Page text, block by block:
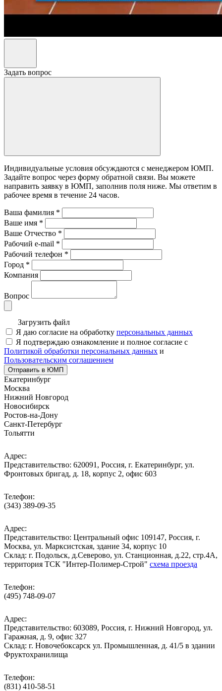
Задать вопрос
Индивидуальные условия обсуждаются с менеджером ЮМП.
Задайте вопрос через форму обратной связи. Вы можете
направить заявку в ЮМП, заполнив поля ниже. Mы ответим в
рабочее время в течение 24 часов.
Ваша фамилия *
Ваше имя *
Ваше Отчество *
Рабочий e-mail *
Рабочий телефон *
Город *
Компания
Вопрос
Загрузить файл
Я даю согласие на обработку персональных данных
Я подтверждаю ознакомление и полное согласие с
Политикой обработки персональных данных и
Пользовательским соглашением
Отправить в ЮМП
Екатеринбург
Москва
Нижний Новгород
Новосибирск
Ростов-на-Дону
Санкт-Петербург
Тольятти
Адрес:
Представительство: 620091, Россия, г. Екатеринбург, ул.
Фронтовых бригад, д. 18, корпус 2, офис 603
Телефон:
(343) 389-09-35
Адрес:
Представительство: Центральный офис 109147, Россия, г.
Москва, ул. Марксистская, здание 34, корпус 10
Cклад: г. Подольск, д.Северово, ул. Станционная, д.22, стр.4А,
территория ТСК "Интер-Полимер-Строй" схема проезда
Телефон:
(495) 748-09-07
Адрес:
Представительство: 603089, Россия, г. Нижний Новгород, ул.
Гаражная, д. 9, офис 327
Склад: г. Новочебоксарск ул. Промышленная, д. 41/5 в здании
Фруктохранилища
Телефон:
(831) 410-58-51